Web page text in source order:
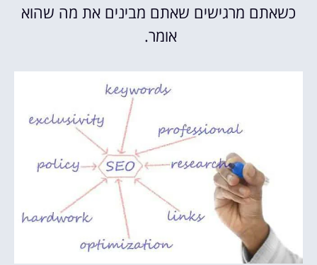
כשאתם מרגישים שאתם מבינים את מה שהוא
אומר.